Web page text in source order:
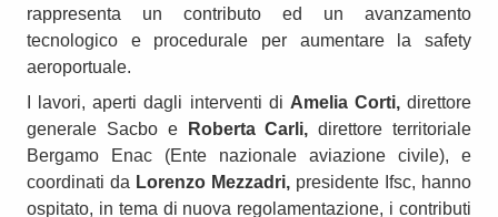
rappresenta un contributo ed un avanzamento
tecnologico e procedurale per aumentare la safety
aeroportuale.
I lavori, aperti dagli interventi di Amelia Corti, direttore
generale Sacbo e
Roberta Carli,direttore territoriale
Bergamo Enac (Ente nazionale aviazione civile), e
coordinati da Lorenzo Mezzadri, presidente Ifsc, hanno
ospitato, in tema di nuova regolamentazione, i contributi